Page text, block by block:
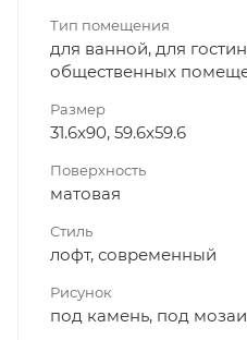
Тип помещения
для ванной, для
общественных
Размер
31.6x90, 59.6x59.6
Поверхность
матовая
Стиль
лофт, современный
Рисунок
под камень, под